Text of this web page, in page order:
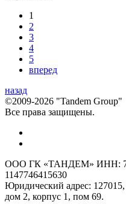
1
2
3
4
5
вперед
назад
©2009-2026 "Tandem Group"
Все права защищены.
ООО ГК «ТАНДЕМ» ИНН:
1147746415630
Юридический адрес:
дом 2, корпус 1, пом 69.